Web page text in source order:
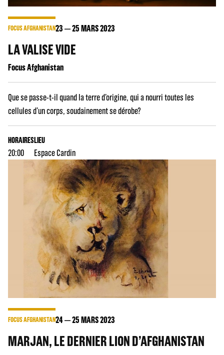
FOCUS AFGHANISTAN23 25MARS 2023
LA VALISE VIDE
Focus Afghanistan
Que se passe-t-il quand la terre d’origine, qui a nourri toutes les
cellules d’un corps, soudainement se dérobe?
HORAIRES
20:00
LIEU
Espace Cardin
FOCUS AFGHANISTAN24 25MARS 2023
MARJAN, LE DERNIER LION D’AFGHANISTAN